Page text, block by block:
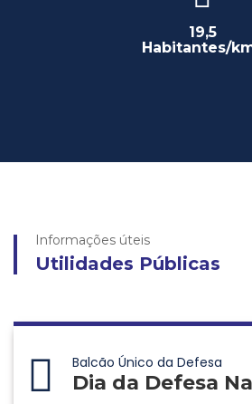
19,5
Habitantes/
Informações úteis
Utilidades Públicas
Balcão Único da Defesa
Dia da Defesa